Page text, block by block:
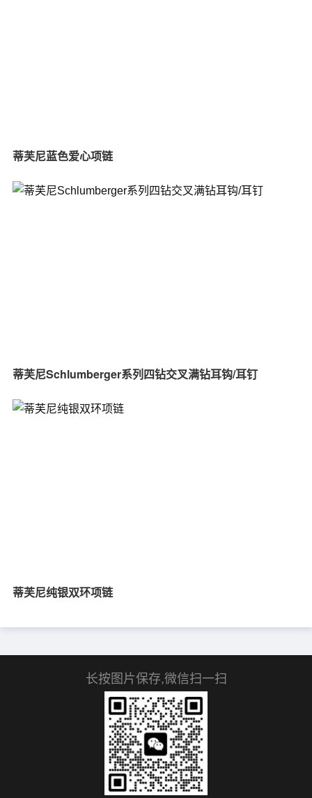
蒂芙尼蓝色爱心项链
蒂芙尼Schlumberger系列四钻交叉满钻耳钩/耳钉
蒂芙尼纯银双环项链
长按图片保存,微信扫一扫